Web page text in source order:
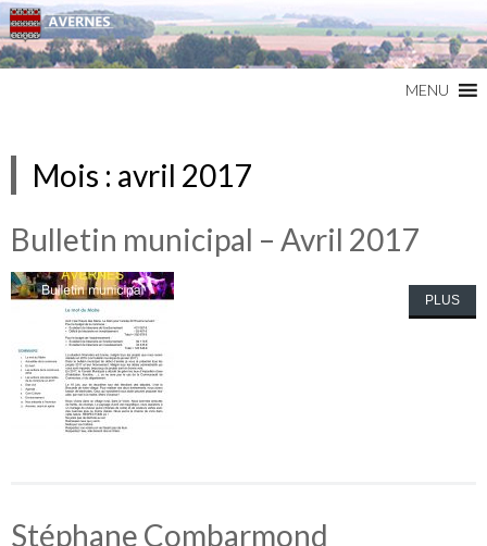
MENU
Mois : avril 2017
Bulletin municipal – Avril 2017
PLUS
Stéphane Combarmond